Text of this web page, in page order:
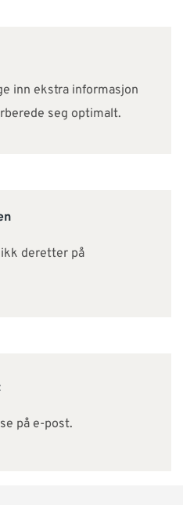
inn ekstra informasjon
seg optimalt.
deretter på
på e-post.